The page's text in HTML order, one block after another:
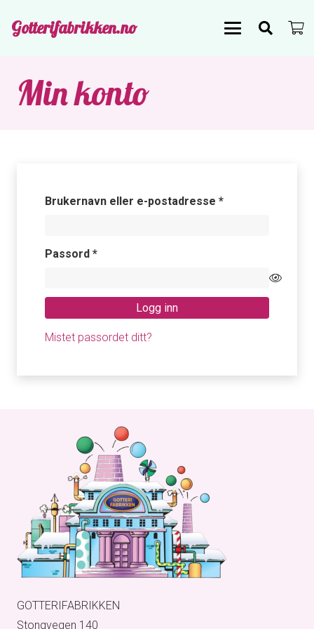
Gotterifabrikken.no
Min konto
Brukernavn eller e-postadresse *Påkrevd
Passord *Påkrevd
Logg inn
Mistet passordet ditt?
GOTTERIFABRIKKEN
Stongvegen 140